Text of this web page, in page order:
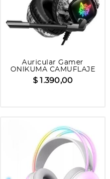
Auricular Gamer
ONIKUMA CAMUFLAJE
K19
$ 1.390,00